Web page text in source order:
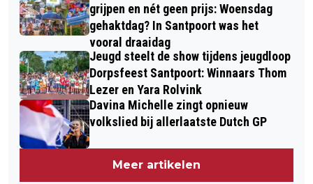
grijpen en nét geen prijs: Woensdag
gehaktdag? In Santpoort was het
vooral draaidag
Jeugd steelt de show tijdens jeugdloop
Dorpsfeest Santpoort: Winnaars Thom
Lezer en Yara Rolvink
Davina Michelle zingt opnieuw
volkslied bij allerlaatste Dutch GP
Meer artikelen